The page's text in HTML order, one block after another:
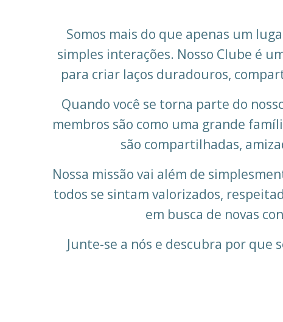
Somos mais do que apenas um
simples interações. Nosso Clube é
para criar laços duradouros,
Quando você se torna parte do
membros são como uma grande
são compartilhadas,
Nossa missão vai além de
todos se sintam valorizados,
em busca de novas
Junte-se a nós e descubra por que